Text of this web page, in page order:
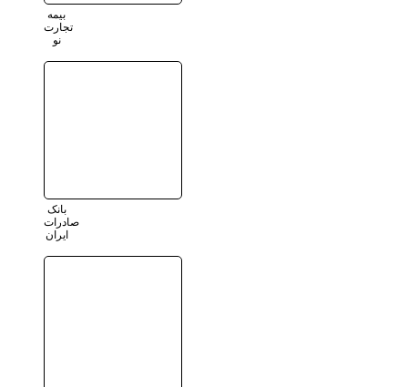
بیمه
تجارت
نو
بانک
صادرات
ایران